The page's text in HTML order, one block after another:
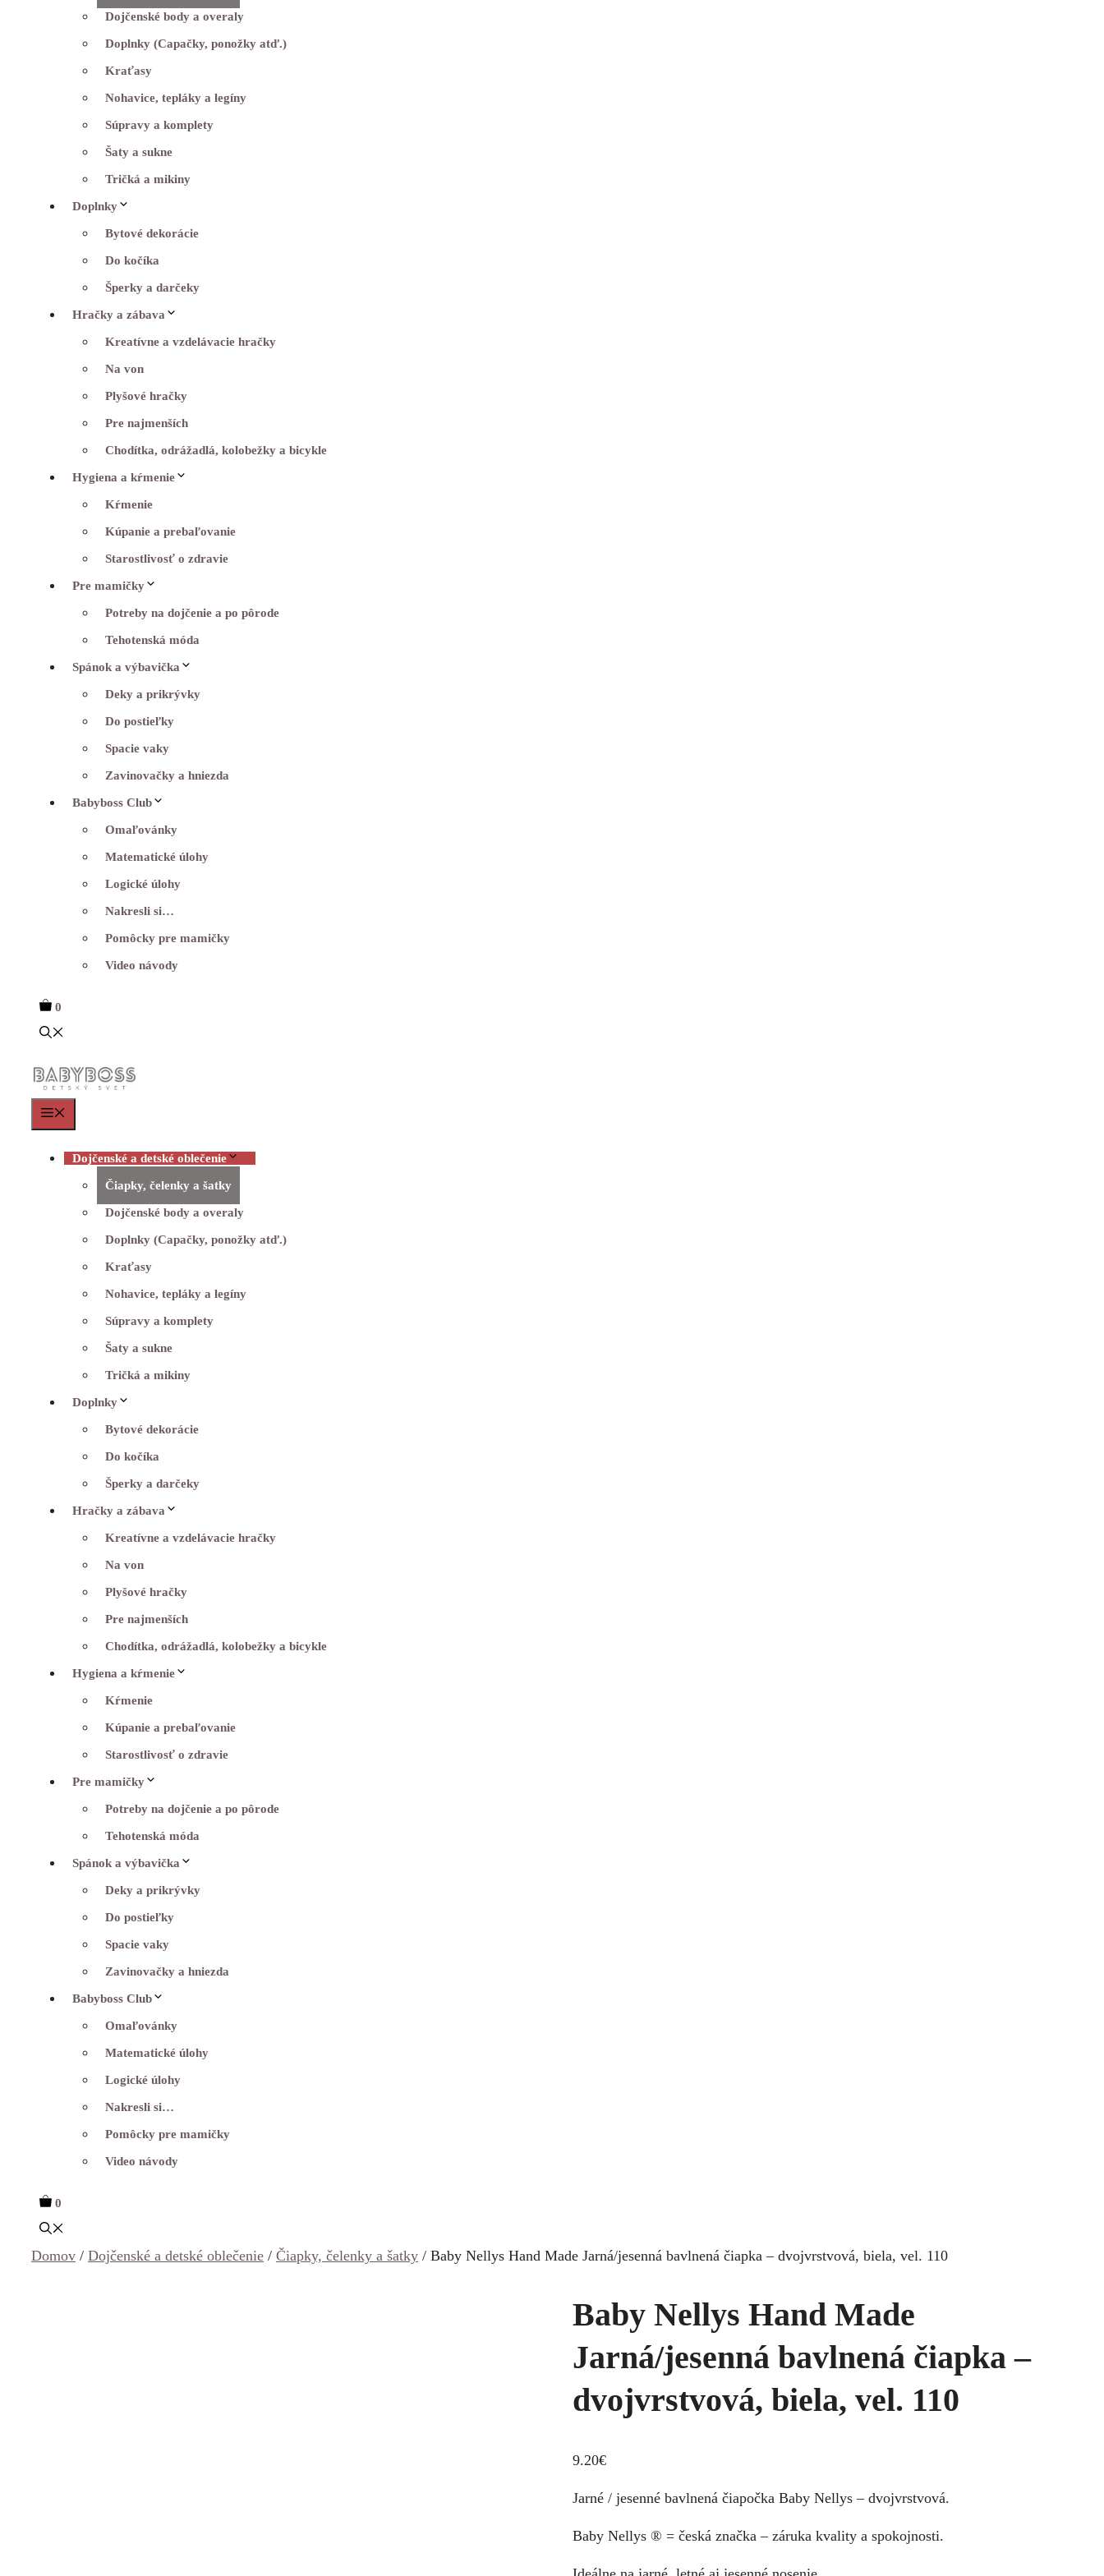
Dojčenské body a overaly
Doplnky (Capačky, ponožky atď.)
Kraťasy
Nohavice, tepláky a legíny
Súpravy a komplety
Šaty a sukne
Tričká a mikiny
Doplnky
Bytové dekorácie
Do kočíka
Šperky a darčeky
Hračky a zábava
Kreatívne a vzdelávacie hračky
Na von
Plyšové hračky
Pre najmenších
Chodítka, odrážadlá, kolobežky a bicykle
Hygiena a kŕmenie
Kŕmenie
Kúpanie a prebaľovanie
Starostlivosť o zdravie
Pre mamičky
Potreby na dojčenie a po pôrode
Tehotenská móda
Spánok a výbavička
Deky a prikrývky
Do postieľky
Spacie vaky
Zavinovačky a hniezda
Babyboss Club
Omaľovánky
Matematické úlohy
Logické úlohy
Nakresli si…
Pomôcky pre mamičky
Video návody
0
Dojčenské a detské oblečenie
Čiapky, čelenky a šatky
Dojčenské body a overaly
Doplnky (Capačky, ponožky atď.)
Kraťasy
Nohavice, tepláky a legíny
Súpravy a komplety
Šaty a sukne
Tričká a mikiny
Doplnky
Bytové dekorácie
Do kočíka
Šperky a darčeky
Hračky a zábava
Kreatívne a vzdelávacie hračky
Na von
Plyšové hračky
Pre najmenších
Chodítka, odrážadlá, kolobežky a bicykle
Hygiena a kŕmenie
Kŕmenie
Kúpanie a prebaľovanie
Starostlivosť o zdravie
Pre mamičky
Potreby na dojčenie a po pôrode
Tehotenská móda
Spánok a výbavička
Deky a prikrývky
Do postieľky
Spacie vaky
Zavinovačky a hniezda
Babyboss Club
Omaľovánky
Matematické úlohy
Logické úlohy
Nakresli si…
Pomôcky pre mamičky
Video návody
0
Domov / Dojčenské a detské oblečenie / Čiapky, čelenky a šatky / Baby Nellys Hand Made Jarná/jesenná bavlnená čiapka – dvojvrstvová, biela, vel. 110
Baby Nellys Hand Made
Jarná/jesenná bavlnená čiapka –
dvojvrstvová, biela, vel. 110
9.20€
Jarné / jesenné bavlnená čiapočka Baby Nellys – dvojvrstvová.
Baby Nellys ® = česká značka – záruka kvality a spokojnosti.